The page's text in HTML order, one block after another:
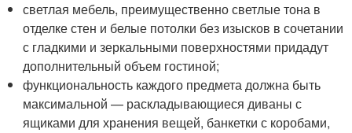
светлая мебель, преимущественно светлые тона в
отделке стен и белые потолки без изысков в сочетании
с гладкими и зеркальными поверхностями придадут
дополнительный объем гостиной;
функциональность каждого предмета должна быть
максимальной — раскладывающиеся диваны с
ящиками для хранения вещей, банкетки с коробами,